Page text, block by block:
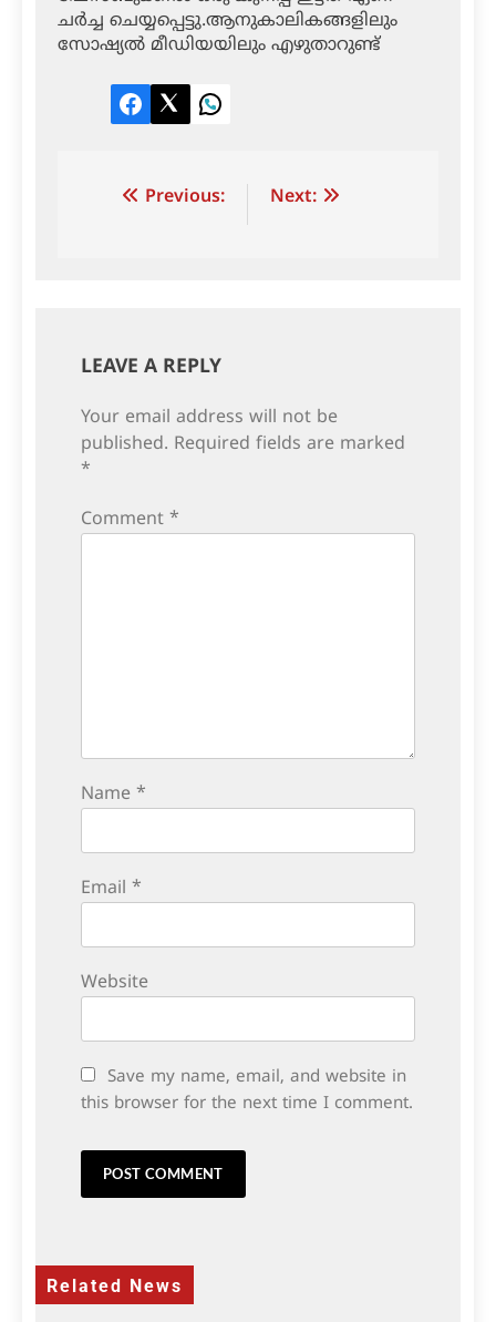
ചര്‍ച്ച ചെയ്യപ്പെട്ടു.ആനുകാലികങ്ങളിലും
സോഷ്യല്‍ മീഡിയയിലും എഴുതാറുണ്ട്
Facebook
TwitterLinkedIn
Post Previous: Next:
LEAVE A REPLY
Your email address will not be
published. Required fields are marked
*
Comment *
Name *
Email *
Website
Save my name, email, and website in
this browser for the next time I comment.
Related News